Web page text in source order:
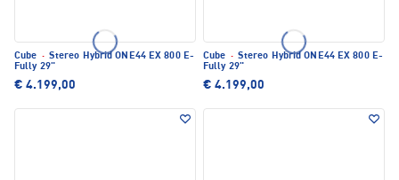
Cube · Stereo Hybrid ONE44 EX 800 E-
Fully 29"
€ 4.199,00
Cube · Stereo Hybrid ONE44 EX 800 E-
Fully 29"
€ 4.199,00